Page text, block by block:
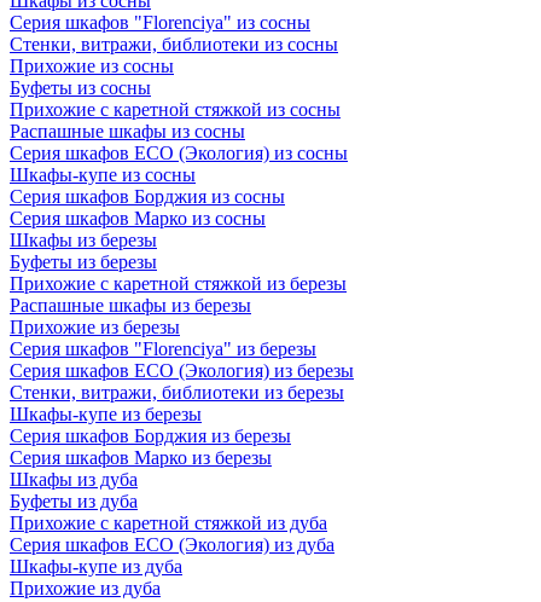
Серия шкафов "Florenciya" из сосны
Стенки, витражи, библиотеки из сосны
Прихожие из сосны
Буфеты из сосны
Прихожие с каретной стяжкой из сосны
Распашные шкафы из сосны
Серия шкафов ECO (Экология) из сосны
Шкафы-купе из сосны
Серия шкафов Борджия из сосны
Серия шкафов Марко из сосны
Шкафы из березы
Буфеты из березы
Прихожие с каретной стяжкой из березы
Распашные шкафы из березы
Прихожие из березы
Серия шкафов "Florenciya" из березы
Серия шкафов ECO (Экология) из березы
Стенки, витражи, библиотеки из березы
Шкафы-купе из березы
Серия шкафов Борджия из березы
Серия шкафов Марко из березы
Шкафы из дуба
Буфеты из дуба
Прихожие с каретной стяжкой из дуба
Серия шкафов ECO (Экология) из дуба
Шкафы-купе из дуба
Прихожие из дуба